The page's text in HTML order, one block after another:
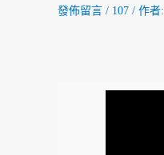
發佈留言 / 107 / 作者: